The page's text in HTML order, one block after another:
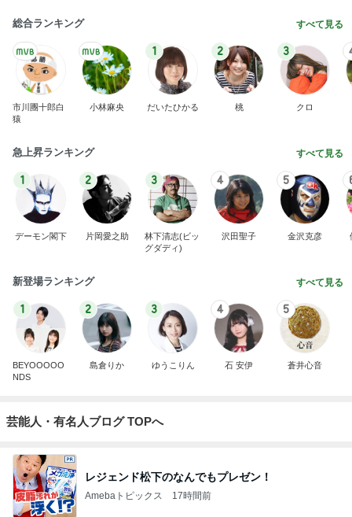
総合ランキング すべて見る
市川團十郎白
猿
小林麻央
1
だいたひかる
2
桃
3
クロ
急上昇ランキング すべて見る
1
デーモン閣下
2
片岡愛之助
3
林下清志(ビッ
グダディ)
4
沢田聖子
5
金沢克彦
新登場ランキング すべて見る
1
BEYOOOOO
NDS
2
島倉りか
3
ゆうこりん
4
石 安伊
5
蒼井心音
芸能人・有名人ブログ TOPへ
レジェンド松下のなんでもプレゼン！
Amebaトピックス 17時間前